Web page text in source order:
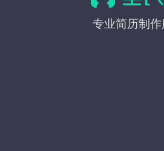
全
专业简历制